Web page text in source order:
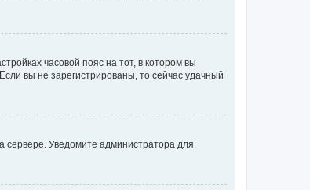
часовой пояс на тот, в котором вы
вы не зарегистрированы, то сейчас удачный
сервере. Уведомите администратора для